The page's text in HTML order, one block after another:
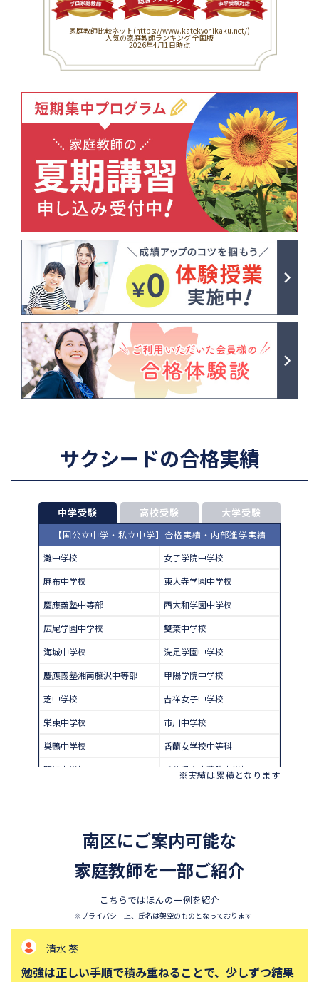
家庭教師比較ネット(https://www.katekyohikaku.net/)
人気の家庭教師ランキング 全国版
2026年4月1日時点
サクシードの合格実績
中学受験 高校受験 大学受験
【国公立中学・私立中学】合格実績・内部進学実績
灘中学校
女子学院中学校
麻布中学校
東大寺学園中学校
慶應義塾中等部
西大和学園中学校
広尾学園中学校
雙葉中学校
海城中学校
洗足学園中学校
慶應義塾湘南藤沢中等部
甲陽学院中学校
芝中学校
吉祥女子中学校
栄東中学校
市川中学校
巣鴨中学校
香蘭女学校中等科
開智中学校
千葉県立東葛飾中学校
須磨学園中学校
北嶺中学校
白百合学園中学校
サレジオ学院中学校
等部
攻玉社中学校
三田国際科学学園中学校
青山学院中等部
※実績は累積となります
南区にご案内可能な
家庭教師を一部ご紹介
こちらではほんの一例を紹介
※プライバシー上、氏名は架空のものとなっております
清水 葵
勉強は正しい手順で積み重ねることで、少しずつ結果